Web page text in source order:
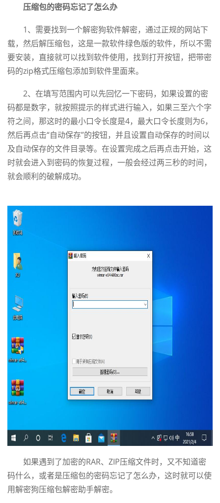
压缩包的密码忘记了怎么办
1、需要找到一个解密狗软件解密，通过正规的网站下
载，然后解压缩包，这是一款软件绿色版的软件，所以不需
要安装，直接就可以找到软件使用，找到打开按钮，把带密
码的zip格式压缩包添加到软件里面来。
2、在填写范围内可以先回忆一下密码，如果设置的密
码都是数字，就按照提示的样式进行输入，如果三至六个字
符之间，那这时的最小口令长度是4，最大口令长度则为6，
然后再点击“自动保存”的按钮，并且设置自动保存的时间以
及自动保存的文件目录等。在设置完成之后再点击开始，这
时就会进入到密码的恢复过程，一般会经过两三秒的时间，
就会顺利的破解成功。
如果遇到了加密的RAR、ZIP压缩文件时，又不知道密
码什么，或者是压缩包的密码忘记了怎么办，这时就可以使
用解密狗压缩包解密助手解密。